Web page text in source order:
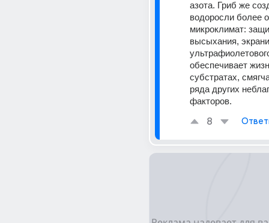
азота. Гриб же
водоросли более
микроклимат:
высыхания,
обеспечивает
субстратах,
ряда других
факторов.
8